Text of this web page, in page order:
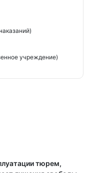
учреждение)
тюрем,